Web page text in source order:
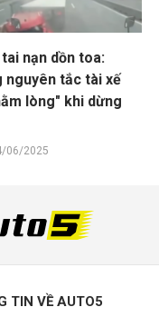
nạn dồn toa:
nguyên tắc tài xế
lòng" khi dừng
06/2025
TIN VỀ AUTO5